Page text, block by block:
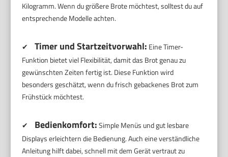
Kilogramm. Wenn du größere Brote möchtest, solltest du auf
entsprechende Modelle achten.
✔ Timer und Startzeitvorwahl: Eine Timer-
Funktion bietet viel Flexibilität, damit das Brot genau zu
gewünschten Zeiten fertig ist. Diese Funktion wird
besonders geschätzt, wenn du frisch gebackenes Brot zum
Frühstück möchtest.
✔ Bedienkomfort:Simple Menüs und gut lesbare
Displays erleichtern die Bedienung. Auch eine verständliche
Anleitung hilft dabei, schnell mit dem Gerät vertraut zu